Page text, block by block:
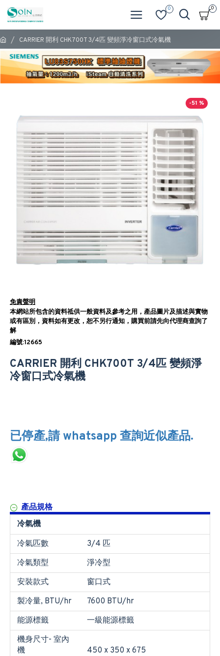
0 0
CARRIER 開利 CHK700T 3/4匹 變頻淨冷窗口式冷氣機
-51 %
免責聲明
本網站所包含的資料祗供一般資料及參考之用，產品圖片及描述與實物
或有區別，資料如有更改，恕不另行通知，購買前請先向代理商查詢了
解
編號:12665
CARRIER 開利 CHK700T 3/4匹 變頻淨
冷窗口式冷氣機
已停產,請 whatsapp 查詢近似產品.
產品規格
冷氣機
冷氣匹數
3/4 匹
冷氣類型
淨冷型
安裝款式
窗口式
製冷量, BTU/hr
7600 BTU/hr
能源標籤
一級能源標籤
機身尺寸- 室內
機
450 x 350 x 675